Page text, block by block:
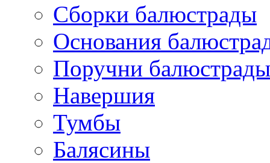
Сборки балюстрады
Основания
Поручни балюстрады
Навершия
Тумбы
Балясины